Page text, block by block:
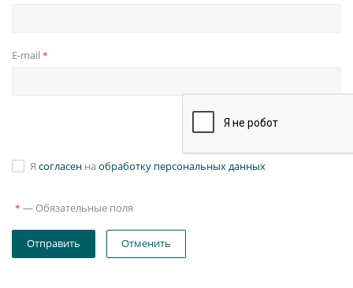
E-mail *
Я согласен на обработку персональных данных
* — Обязательные поля
Отправить Отменить